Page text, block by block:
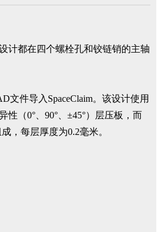
计都在四个螺栓孔和铰链销的主轴
文件导入SpaceClaim。该设计使用
（0°、90°、±45°）层压板，而
，每层厚度为0.2毫米。